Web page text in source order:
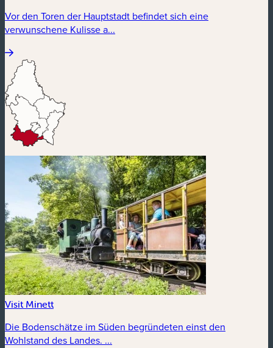
Vor den Toren der Hauptstadt befindet sich eine
verwunschene Kulisse a...
Visit Minett
Die Bodenschätze im Süden begründeten einst den
Wohlstand des Landes. ...